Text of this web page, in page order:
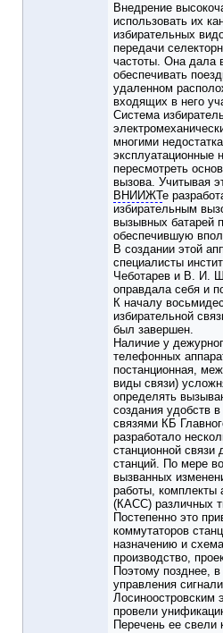
Внедрение
использовать их
избирательных
передачи
частоты. Она дала
обеспечивать
удаленном
входящих в него
Система
многими
эксплуатационные
пересмотреть
вызова. Учитывая
ВНИИЖТе
избирательным
вызывных батарей
обеспечившую
В создании этой
специалисты
Чеботарев и В. И.
оправдала себя и
К началу
избирательной
был завершен.
Наличие у
телефонных
постанционная,
виды связи)
определять
создания удобств
связями КБ
разработало
станционной
станций. По мере
вызванных
работы, комплекты
(КАСС) различных
Постепенно это
коммутаторов
назначению и
производство,
Поэтому позднее,
управления
Лосиноостровским
провели
Перечень ее свели